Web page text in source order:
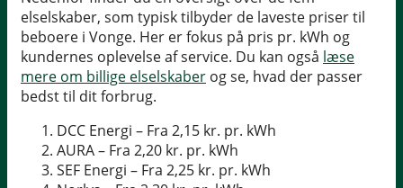
elselskaber, som typisk tilbyder de laveste priser til
beboere i Vonge. Her er fokus på pris pr. kWh og
kundernes oplevelse af service. Du kan også læse
mere om billige elselskaber og se, hvad der passer
bedst til dit forbrug.
DCC Energi – Fra 2,15 kr. pr. kWh
AURA – Fra 2,20 kr. pr. kWh
SEF Energi – Fra 2,25 kr. pr. kWh